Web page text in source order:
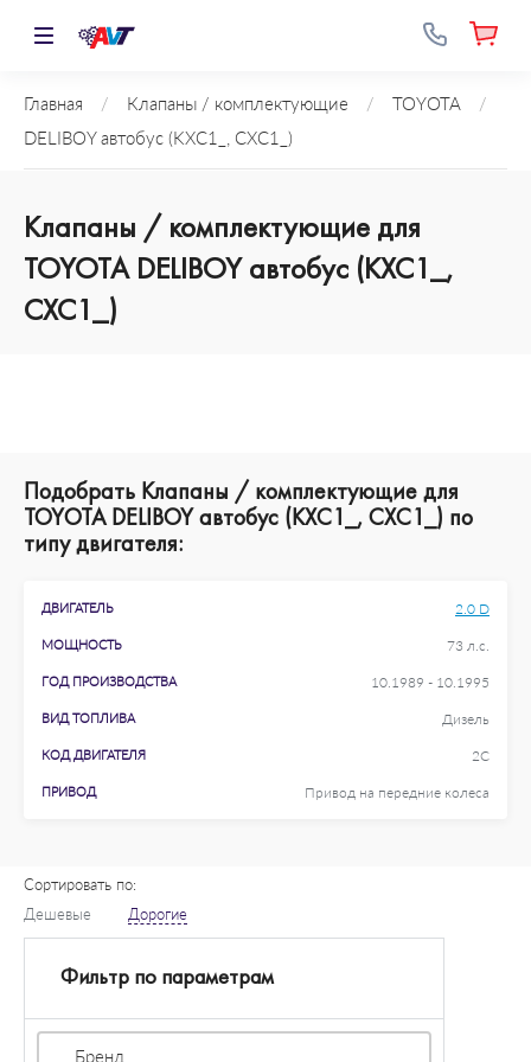
Главная / Клапаны / комплектующие / TOYOTA
/
DELIBOY автобус (KXC1_, CXC1_)
Клапаны / комплектующие для
TOYOTA DELIBOY автобус (KXC1_,
CXC1_)
Подобрать Клапаны / комплектующие для
TOYOTA DELIBOY автобус (KXC1_, CXC1_) по
типу двигателя:
ДВИГАТЕЛЬ 2.0 D
МОЩНОСТЬ 73 л.с.
ГОД ПРОИЗВОДСТВА 10.1989 - 10.1995
ВИД ТОПЛИВА Дизель
КОД ДВИГАТЕЛЯ 2C
ПРИВОД Привод на передние колеса
Сортировать по:
Дешевые
Дорогие
Фильтр по параметрам
Бренд